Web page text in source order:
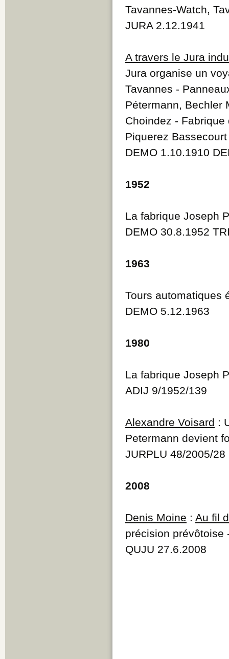
Tavannes-Watch,
JURA 2.12.1941
A travers le Jura
Jura organise un
Tavannes -
Pétermann, Bechler
Choindez -
Piquerez
DEMO 1.10.1910
1952
La fabrique Joseph
DEMO 30.8.1952
1963
Tours automatiques
DEMO 5.12.1963
1980
La fabrique Joseph
ADIJ 9/1952/139
Alexandre Voisard :
Petermann devient
JURPLU 48/2005/28
2008
Denis Moine : Au fil
précision prévôtoise
QUJU 27.6.2008